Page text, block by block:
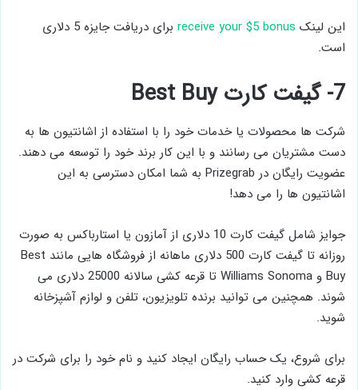
این لینک receive your $5 bonus
برای دریافت جایزه 5 دلاری
است.
7- گیفت کارت Best Buy
شرکت ها محصولات یا خدمات خود را با استفاده از اشانتیون ها به
دست مشتریان می رسانند و با این کار برند خود را توسعه می دهند.
عضویت رایگان در Prizegrab به شما امکان دسترسی به این
اشانتیون ها را می دهد!
جوایز شامل گیفت کارت 10 دلاری از آمازون یا استارباکس به صورت
روزانه تا گیفت کارت 500 دلاری ماهانه از فروشگاه هایی مانند Best
Buy و Williams Sonoma تا قرعه کشی سالانه 25000 دلاری می
شوند. همچنین می توانید برنده تلویزیون، تلفن و لوازم آشپزخانه
شوید.
برای شروع، یک حساب رایگان ایجاد کنید و نام خود را برای شرکت در
قرعه کشی وارد کنید.